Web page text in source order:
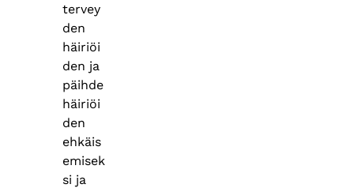
tervey
den
häiriöi
den ja
päihde
häiriöi
den
ehkäis
emisek
si ja